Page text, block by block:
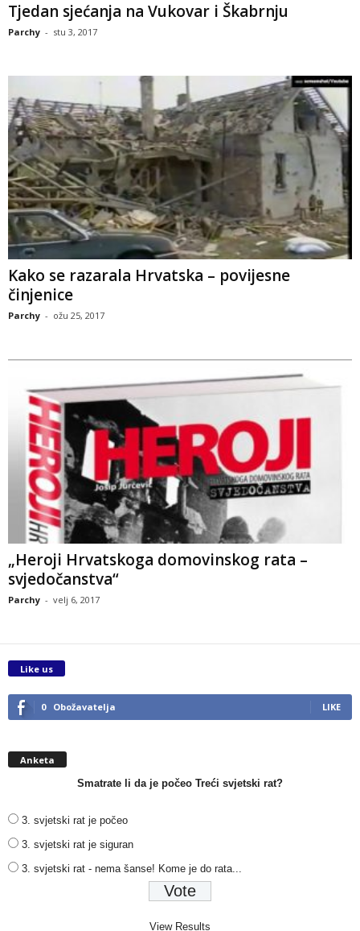
Tjedan sjećanja na Vukovar i Škabrnju
Parchy - stu 3, 2017
Kako se razarala Hrvatska – povijesne
činjenice
Parchy - ožu 25, 2017
„Heroji Hrvatskoga domovinskog rata –
svjedočanstva“
Parchy - velj 6, 2017
Like us
0 Obožavatelja LIKE
Anketa
Smatrate li da je počeo Treći svjetski rat?
3. svjetski rat je počeo
3. svjetski rat je siguran
3. svjetski rat - nema šanse! Kome je do rata...
View Results